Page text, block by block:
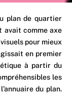
plan de quartier
avait comme axe
pour mieux
en premier
à partir du
les
du plan.